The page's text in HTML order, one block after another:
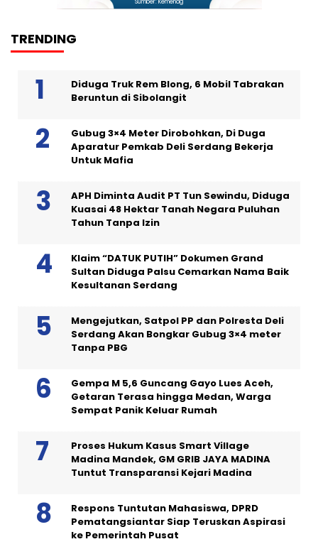
Sumber: Kemenag
TRENDING
Diduga Truk Rem Blong, 6 Mobil Tabrakan
Beruntun di Sibolangit
Gubug 3×4 Meter Dirobohkan, Di Duga
Aparatur Pemkab Deli Serdang Bekerja
Untuk Mafia
APH Diminta Audit PT Tun Sewindu, Diduga
Kuasai 48 Hektar Tanah Negara Puluhan
Tahun Tanpa Izin
Klaim “DATUK PUTIH” Dokumen Grand
Sultan Diduga Palsu Cemarkan Nama Baik
Kesultanan Serdang
Mengejutkan, Satpol PP dan Polresta Deli
Serdang Akan Bongkar Gubug 3×4 meter
Tanpa PBG
Gempa M 5,6 Guncang Gayo Lues Aceh,
Getaran Terasa hingga Medan, Warga
Sempat Panik Keluar Rumah
Proses Hukum Kasus Smart Village
Madina Mandek, GM GRIB JAYA MADINA
Tuntut Transparansi Kejari Madina
Respons Tuntutan Mahasiswa, DPRD
Pematangsiantar Siap Teruskan Aspirasi
ke Pemerintah Pusat